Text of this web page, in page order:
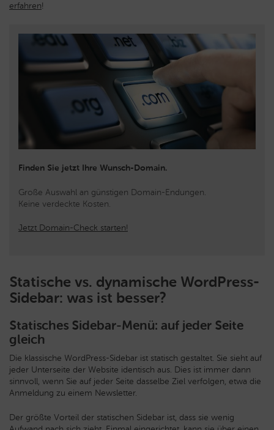
erfahren!
Finden Sie jetzt Ihre Wunsch-Domain.
Große Auswahl an günstigen Domain-Endungen.
Keine verdeckte Kosten.
Jetzt Domain-Check starten!
Statische vs. dynamische WordPress-
Sidebar: was ist besser?
Statisches Sidebar-Menü: auf jeder Seite
gleich
Die klassische WordPress-Sidebar ist statisch gestaltet. Sie sieht auf
jeder Unterseite der Website identisch aus. Dies ist immer dann
sinnvoll, wenn Sie auf jeder Seite dasselbe Ziel verfolgen, etwa die
Anmeldung zu einem Newsletter.
Der größte Vorteil der statischen Sidebar ist, dass sie wenig